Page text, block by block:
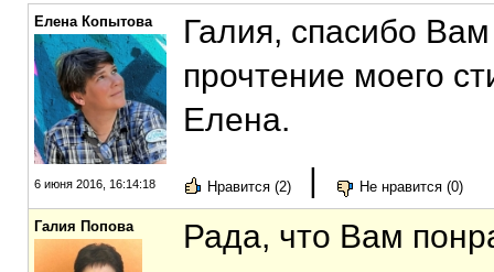
Елена Копытова
6 июня 2016, 16:14:18
Галия, спасибо
прочтение моего
Елена.
Нравится (2) | Не нравится (0)
Галия Попова Рада, что Вам